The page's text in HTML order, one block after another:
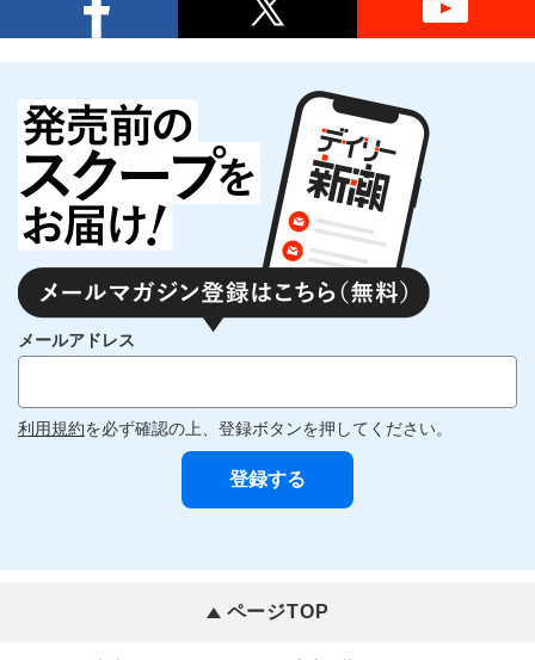
メールアドレス
利用規約を必ず確認の上、登録ボタンを押してください。
ページTOP